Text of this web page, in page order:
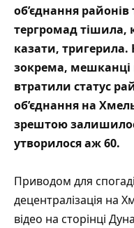
об’єднання
тергромад тішила,
казати, тригерила.
зокрема, мешканці
втратили статус
об’єднання на
зрештою
утворилося аж 60.
Приводом для
децентралізація на
відео на сторінці